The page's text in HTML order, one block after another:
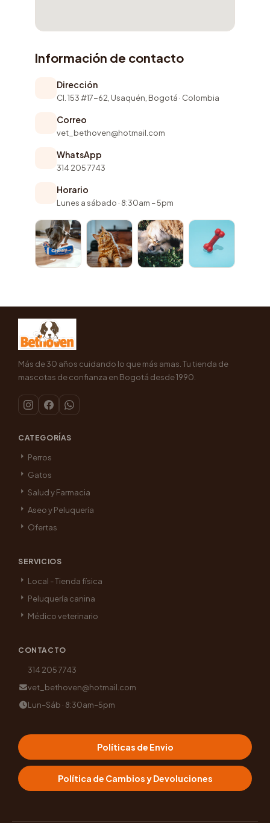
Información de contacto
Dirección
Cl. 153 #17-62, Usaquén, Bogotá · Colombia
Correo
vet_bethoven@hotmail.com
WhatsApp
314 205 7743
Horario
Lunes a sábado · 8:30am – 5pm
Más de 30 años cuidando lo que más amas. Tu tienda de
mascotas de confianza en Bogotá desde 1990.
CATEGORÍAS
Perros
Gatos
Salud y Farmacia
Aseo y Peluquería
Ofertas
SERVICIOS
Local - Tienda física
Peluquería canina
Médico veterinario
CONTACTO
314 205 7743
vet_bethoven@hotmail.com
Lun–Sáb · 8:30am–5pm
Políticas de Envio
Política de Cambios y Devoluciones